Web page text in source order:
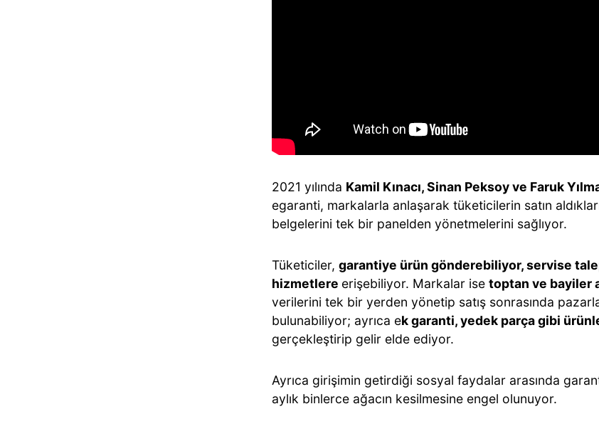
2021 yılında Kamil Kınacı, Sinan Peksoy ve Faruk
egaranti, markalarla anlaşarak tüketicilerin satın
belgelerini tek bir panelden yönetmelerini sağlıyor.
Tüketiciler, garantiye ürün gönderebiliyor, servise
hizmetlere erişebiliyor. Markalar ise toptan ve bayiler
verilerini tek bir yerden yönetip satış sonrasında
bulunabiliyor; ayrıca ek garanti, yedek parça gibi
gerçekleştirip gelir elde ediyor.
Ayrıca girişimin getirdiği sosyal faydalar arasında
aylık binlerce ağacın kesilmesine engel olunuyor.